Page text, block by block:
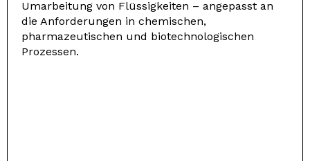
Umarbeitung von Flüssigkeiten – angepasst an
die Anforderungen in chemischen,
pharmazeutischen und biotechnologischen
Prozessen.